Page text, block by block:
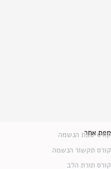
מפת אתר
קורס שפת הנשמה
קורס תקשור הנשמה
קורס תורת הלב